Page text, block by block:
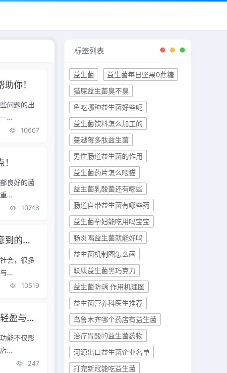
你！
问题的出
...
10607
良好的菌
...
10746
容！
会，很多
...
10519
八联益生菌旗舰店：改善肠道，体验前所未有的轻盈与舒适
能不仅影
...
247
标签列表
益生菌
益生菌每日坚果0蔗糖
猫屎益生菌臭不臭
鱼吃哪种益生菌好些呢
益生菌饮料怎么加工的
蔓越莓多肽益生菌
男性肠道益生菌的作用
益生菌药片怎么喂猫
益生菌乳酸菌还有哪些
肠道自带益生菌有哪些药
益生菌孕妇能吃用吗宝宝
肠炎喝益生菌就能好吗
益生菌机制图怎么画
联康益生菌黑巧克力
益生菌防龋 作用机理图
益生菌营养科医生推荐
乌鲁木齐哪个药店有益生菌
治疗胃酸的益生菌药物
河源出口益生菌企业名单
打完新冠能吃益生菌